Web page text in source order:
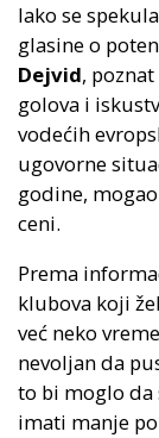
Iako se
glasine o
Dejvid,
golova i
vodećih
ugovorne
godine,
ceni.
Prema
klubova koji
već neko
nevoljan da
to bi moglo da
imati manje